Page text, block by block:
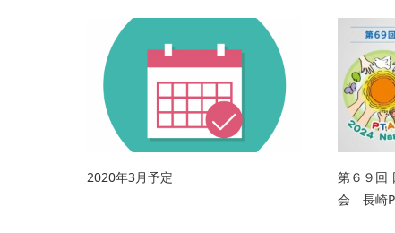
2020年3月予定
第６９回
会 長崎